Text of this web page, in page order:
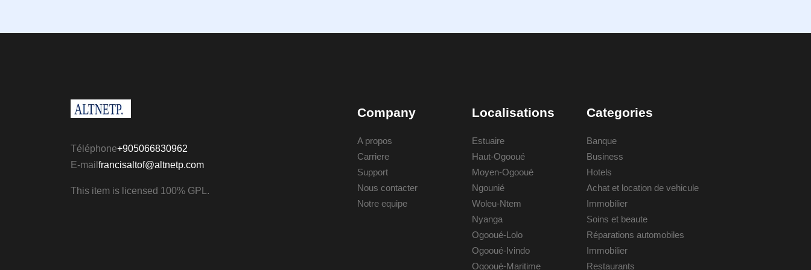
Téléphone+905066830962
E-mail francisaltof@altnetp.com
This item is licensed 100% GPL.
Company
A propos
Carriere
Support
Nous contacter
Notre equipe
Localisations
Estuaire
Haut-Ogooué
Moyen-Ogooué
Ngounié
Woleu-Ntem
Nyanga
Ogooué-Lolo
Ogooué-Ivindo
Ogooué-Maritime
Categories
Banque
Business
Hotels
Achat et location de vehicule
Immobilier
Soins et beaute
Réparations automobiles
Immobilier
Restaurants